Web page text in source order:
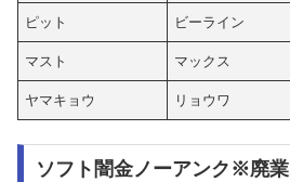
ピット ビーライン
マスト マックス
ヤマキョウ リョウワ
ソフト闇金ノーアンク※廃業